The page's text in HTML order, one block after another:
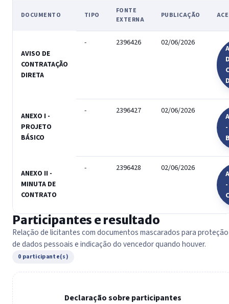
DOCUMENTO TIPO
FONTE
EXTERNA
PUBLICAÇÃO
AVISO DE
CONTRATAÇÃO
DIRETA
- 2396426 02/06/2026
ANEXO I -
PROJETO
BÁSICO
- 2396427 02/06/2026
ANEXO II -
MINUTA DE
CONTRATO
- 2396428 02/06/2026
Participantes e resultado
Relação de licitantes com documentos mascarados para proteção
de dados pessoais e indicação do vencedor quando houver.
0 participante(s)
Declaração sobre participantes